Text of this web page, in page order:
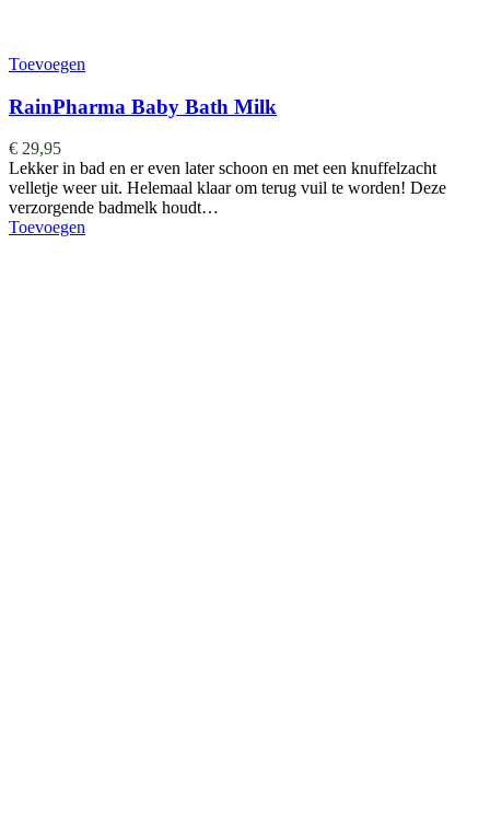
Toevoegen
RainPharma Baby Bath Milk
€ 29,95
Lekker in bad en er even later schoon en met een knuffelzacht
velletje weer uit. Helemaal klaar om terug vuil te worden! Deze
verzorgende badmelk houdt…
Toevoegen